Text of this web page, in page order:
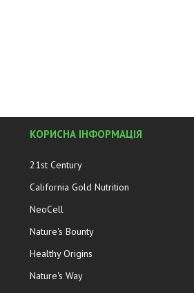
КОРИСНА ІНФОРМАЦІЯ
21st Century
California Gold Nutrition
NeoCell
Nature's Bounty
Healthy Origins
Nature's Way